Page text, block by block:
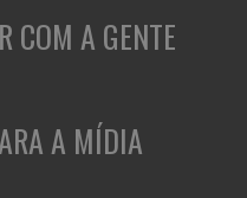
COM A GENTE
A MÍDIA